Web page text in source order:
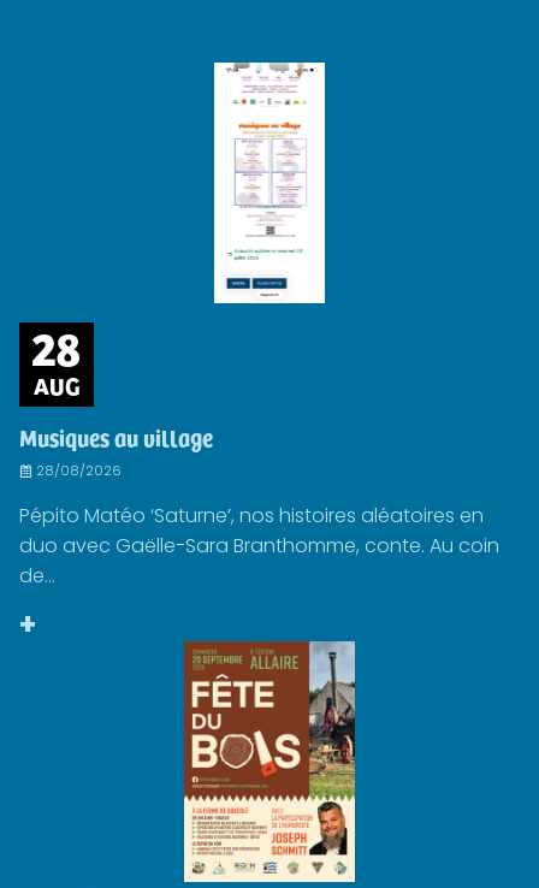
28
AUG
Musiques au village
28/08/2026
Pépito Matéo ‘Saturne’, nos histoires aléatoires en
duo avec Gaëlle-Sara Branthomme, conte. Au coin
de...
+